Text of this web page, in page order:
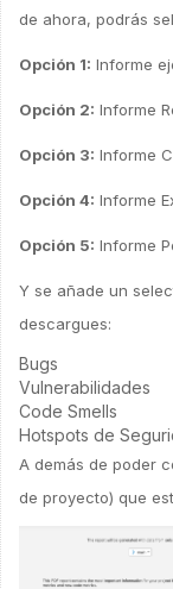
de ahora, podrás
Opción 1: Informe
Opción 2: Informe
Opción 3: Informe
Opción 4: Informe
Opción 5: Informe
Y se añade un
descargues:
Bugs
Vulnerabilidades
Code Smells
Hotspots de
A demás de poder
de proyecto) que